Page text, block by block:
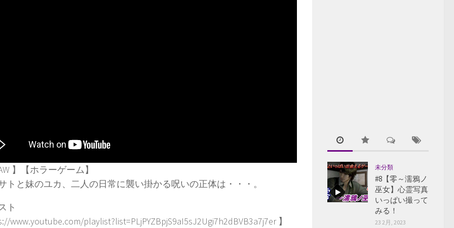
】【ホラーゲーム】
トと妹のユカ、二人の日常に襲い掛かる呪いの正体は・・・。
ト
www.youtube.com/playlist?list=PLjPYZBpjS9aI5sJ2Ugi7h2dBVB3a7j7er 】
未分類
#8【零～濡鴉ノ
巫女】心霊写真
いっぱい撮って
みる！
23 2月, 2023